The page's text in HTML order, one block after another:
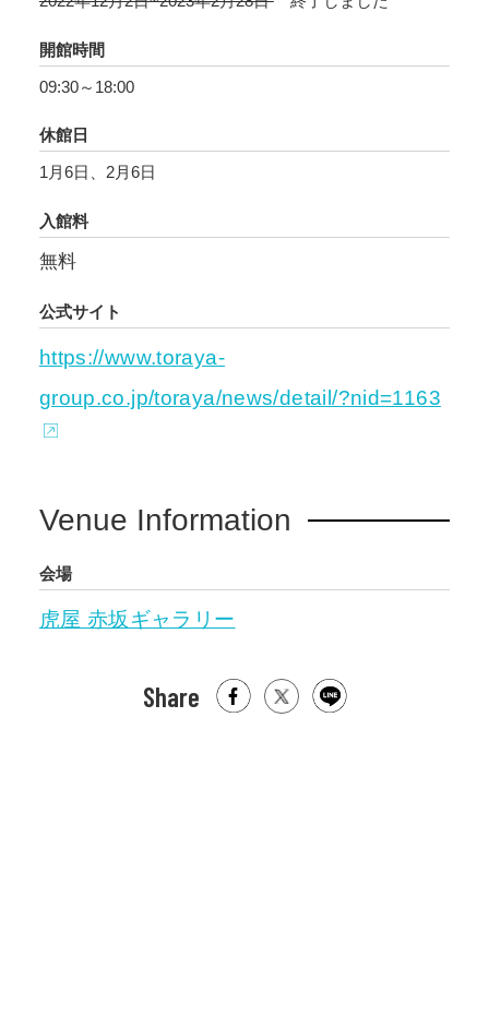
開館時間
09:30～18:00
休館日
1月6日、2月6日
入館料
無料
公式サイト
https://www.toraya-
group.co.jp/toraya/news/detail/?nid=1163
Venue Information
会場
虎屋 赤坂ギャラリー
Share